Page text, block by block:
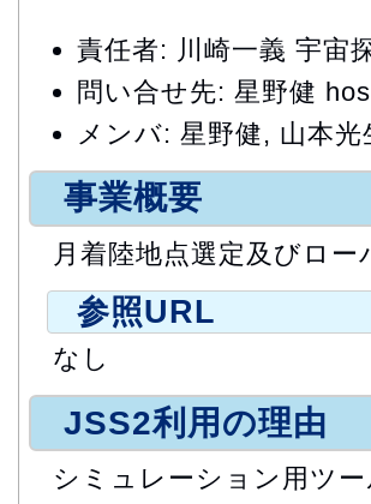
責任者: 川崎一義 宇宙
問い合せ先: 星野健
メンバ: 星野健, 山本光
事業概要
月着陸地点選定及びロ
参照URL
なし
JSS2利用の理由
シミュレーション用ツ